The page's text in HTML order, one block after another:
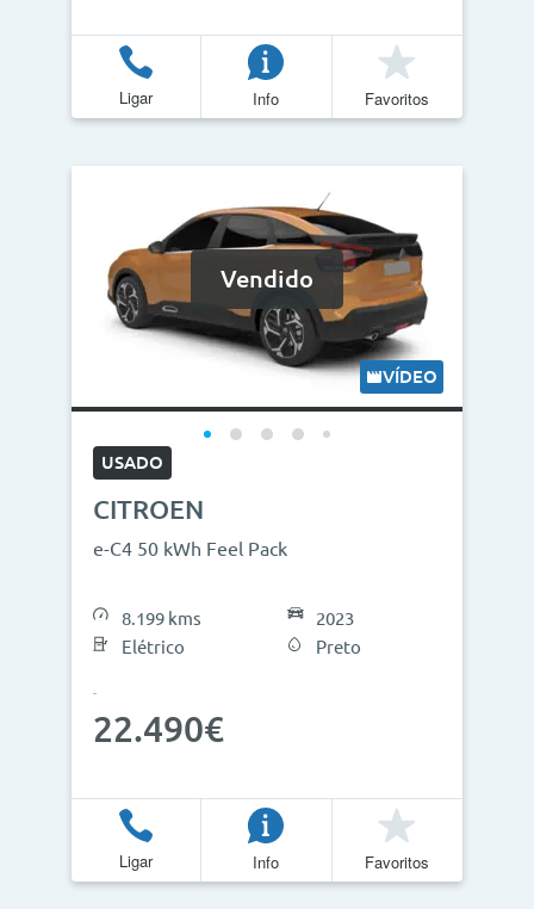
Ligar Info Favoritos
Vendido
VÍDEO
USADO
CITROEN
e-C4 50 kWh Feel Pack
8.199 kms
Elétrico
2023
Preto
22.490€
Ligar Info Favoritos